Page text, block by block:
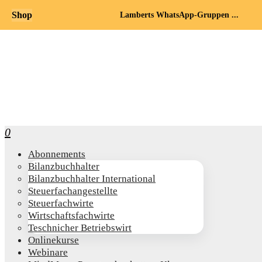
0
Abon­ne­ments
Bilanz­buch­hal­ter
Bilanz­buch­hal­ter International
Steu­er­fach­an­ge­stell­te
Steu­er­fach­wir­te
Wirt­schafts­fach­wir­te
Teschni­cher Betriebswirt
Online­kur­se
Web­i­na­re
Shop Lamberts WhatsApp-Gruppen ...